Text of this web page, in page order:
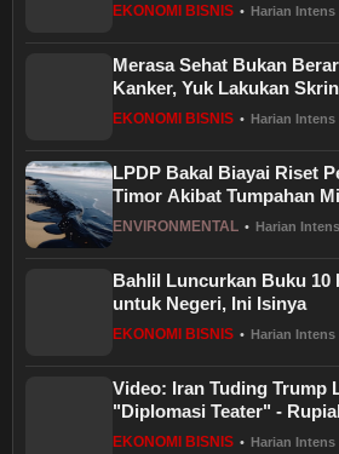
EKONOMI BISNIS • Harian Intens
Merasa Sehat Bukan
Kanker, Yuk Lakukan
EKONOMI BISNIS • Harian Intens
LPDP Bakal Biayai Riset
Timor Akibat Tumpahan
ENVIRONMENTAL • Harian Intens
Bahlil Luncurkan Buku 10
untuk Negeri, Ini Isinya
EKONOMI BISNIS • Harian Intens
Video: Iran Tuding Trump
"Diplomasi Teater" -
EKONOMI BISNIS • Harian Intens